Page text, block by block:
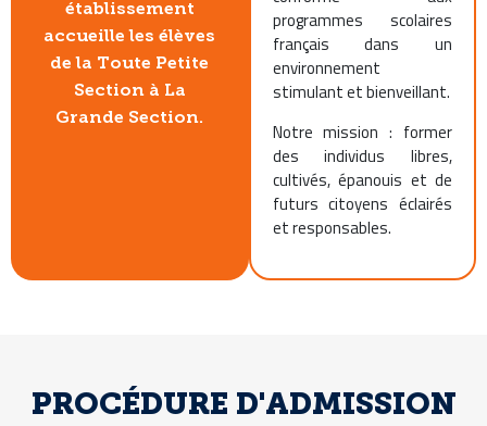
établissement
accueille les élèves
de la Toute Petite
Section à La
Grande Section.
programmes scolaires
français dans un
environnement
stimulant et bienveillant.
Notre mission : former
des individus libres,
cultivés, épanouis et de
futurs citoyens éclairés
et responsables.
PROCÉDURE D'ADMISSION